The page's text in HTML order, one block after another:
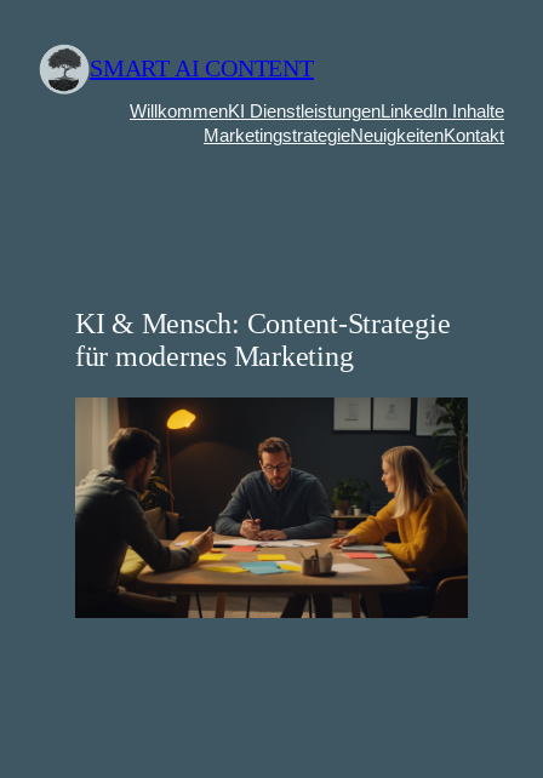
Inhalt
springen
SMART AI CONTENT
WillkommenKI DienstleistungenLinkedIn Inhalte
MarketingstrategieNeuigkeitenKontakt
KI & Mensch: Content-Strategie
für modernes Marketing